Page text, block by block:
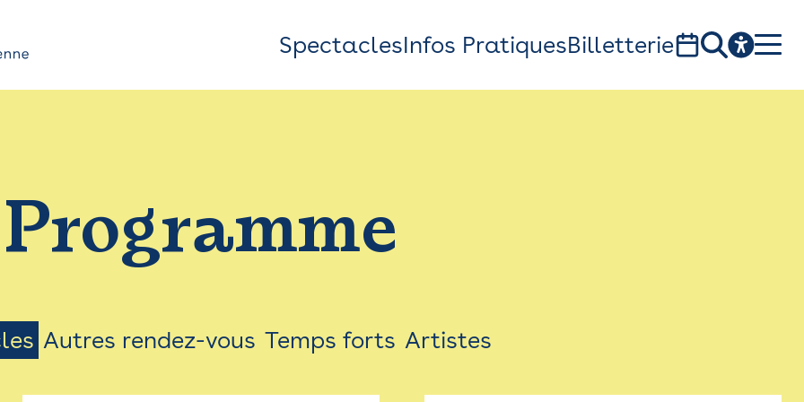
Top
Bar
Menu
SpectaclesInfos PratiquesBilletterie
1, av. du Chateau d'eau - 31300 Toulouse
Programme
Autres rendez-vous Temps forts Artistes